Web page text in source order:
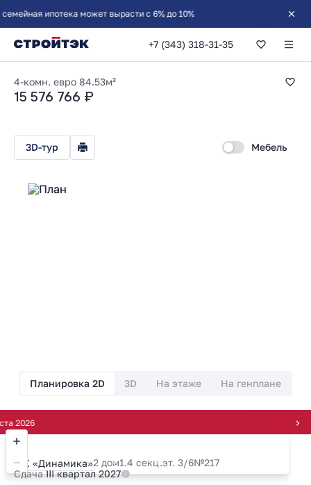
ипотека может вырасти с 6% до 10%
+7 (343) 318-31-35
3-комнатная
4-комн. евро 84.53м²
15 576 766 ₽
3D-тур Мебель
Планировка 2D 3D На этаже На генплане
ЖК «Динамика»2 дом1.4 секц.эт. 3/6№217
СдачаIII квартал 2027